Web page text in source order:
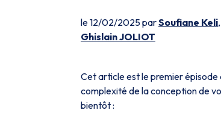
le 12/02/2025 parSoufiane Keli,
Ghislain JOLIOT
Cet article est le premier épisode
complexité de la conception de
bientôt :